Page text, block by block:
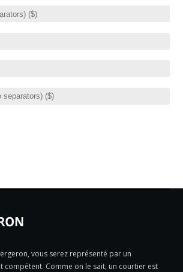
vous serez représenté par un
compétent. Comme on le sait, un courtier est